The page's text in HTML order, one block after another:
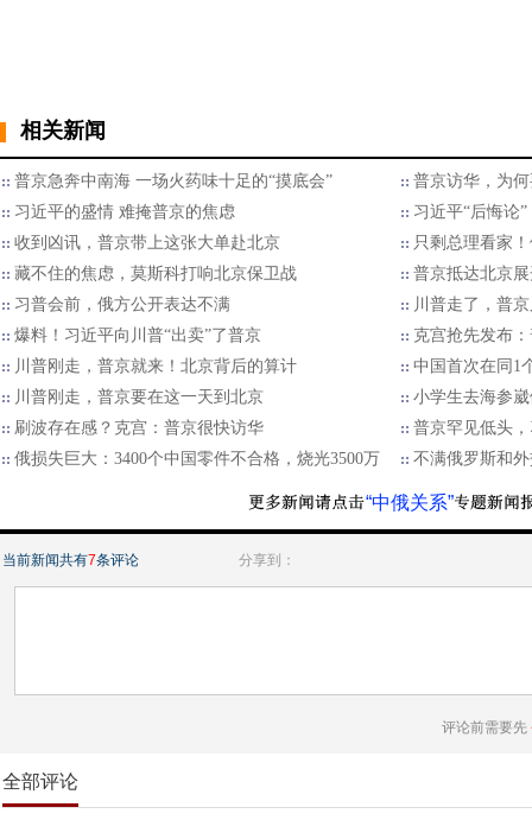
相关新闻
普京急奔中南海 一场火药味十足的“摸底会”
普京访华，为
习近平的盛情 难掩普京的焦虑
习近平“后悔论
收到凶讯，普京带上这张大单赴北京
只剩总理看家
藏不住的焦虑，莫斯科打响北京保卫战
普京抵达北京
习普会前，俄方公开表达不满
川普走了，普
爆料！习近平向川普“出卖”了普京
克宫抢先发布
川普刚走，普京就来！北京背后的算计
中国首次在同1
川普刚走，普京要在这一天到北京
小学生去海参
刷波存在感？克宫：普京很快访华
普京罕见低头
俄损失巨大：3400个中国零件不合格，烧光3500万
不满俄罗斯和
“中俄关系”
当前新闻共有7条评论 分享到：
评论前需要先
全部评论